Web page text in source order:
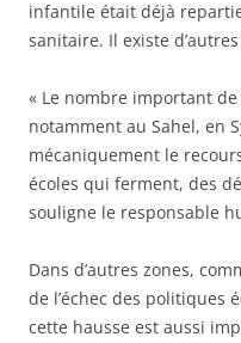
infantile était déjà
sanitaire. Il existe
« Le nombre important
notamment au Sahel, en
mécaniquement le
écoles qui ferment, des
souligne le responsable
Dans d’autres zones,
de l’échec des politiques
cette hausse est aussi